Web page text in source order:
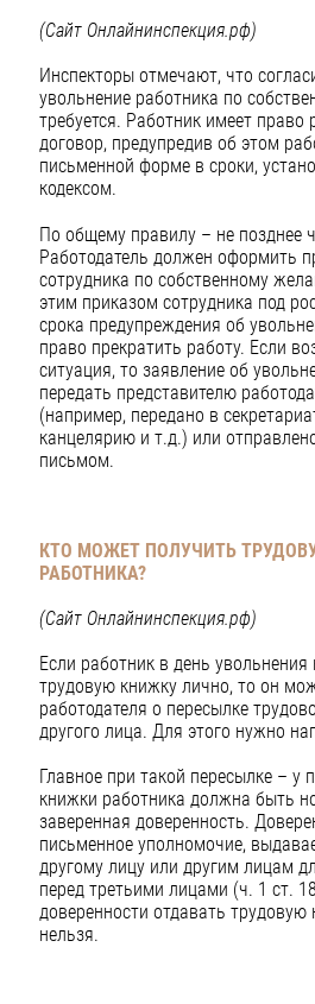
(Сайт Онлайнинспекция.рф)
Инспекторы отмечают, что
увольнение работника по
требуется. Работник имеет право
договор, предупредив об этом
письменной форме в сроки,
кодексом.
По общему правилу – не позднее
Работодатель должен оформить
сотрудника по собственному
этим приказом сотрудника под
срока предупреждения об
право прекратить работу. Если
ситуация, то заявление об
передать представителю
(например, передано в
канцелярию и т.д.) или
письмом.
КТО МОЖЕТ ПОЛУЧИТЬ
РАБОТНИКА?
(Сайт Онлайнинспекция.рф)
Если работник в день
трудовую книжку лично, то он
работодателя о пересылке
другого лица. Для этого нужно
Главное при такой пересылке – у
книжки работника должна быть
заверенная доверенность.
письменное уполномочие,
другому лицу или другим лицам
перед третьими лицами (ч. 1 ст.
доверенности отдавать
нельзя.